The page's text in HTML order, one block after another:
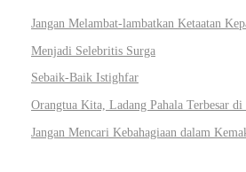
Jangan Melambat-lambatkan Ketaatan
Menjadi Selebritis Surga
Sebaik-Baik Istighfar
Orangtua Kita, Ladang Pahala Terbesar
Jangan Mencari Kebahagiaan dalam